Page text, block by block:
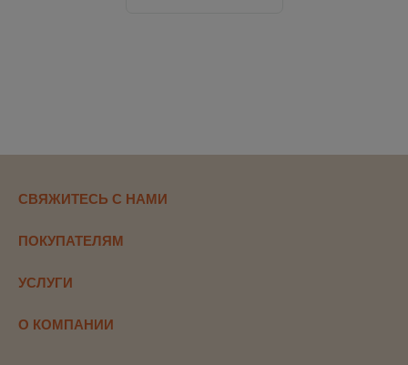
СВЯЖИТЕСЬ С НАМИ
ПОКУПАТЕЛЯМ
УСЛУГИ
О КОМПАНИИ